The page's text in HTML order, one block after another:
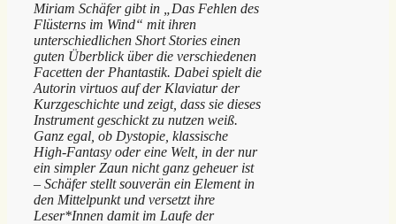
Miriam Schäfer gibt in „Das Fehlen des
Flüsterns im Wind“ mit ihren
unterschiedlichen Short Stories einen
guten Überblick über die verschiedenen
Facetten der Phantastik. Dabei spielt die
Autorin virtuos auf der Klaviatur der
Kurzgeschichte und zeigt, dass sie dieses
Instrument geschickt zu nutzen weiß.
Ganz egal, ob Dystopie, klassische
High-Fantasy oder eine Welt, in der nur
ein simpler Zaun nicht ganz geheuer ist
– Schäfer stellt souverän ein Element in
den Mittelpunkt und versetzt ihre
Leser*Innen damit im Laufe der